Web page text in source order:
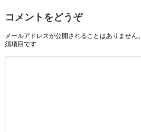
コメントをどうぞ
メールアドレスが公開されることはありません。
須項目です